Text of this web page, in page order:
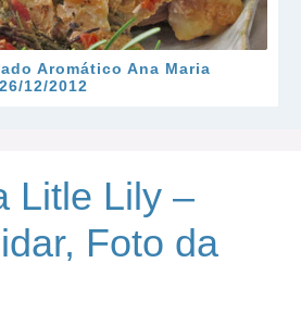
Aromático Ana Maria
12/2012
Litle Lily –
Foto da